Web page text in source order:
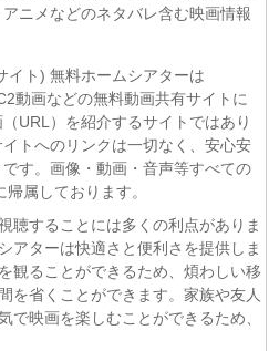
義姉 第5話
王がアイドルグループに転生した
話
聖になるII 第5話
え、オールワークスメイドです
ニメなどのネタバレ含む映画情報
イト) 無料ホームシアターは
動画などの無料動画共有サイトに
URL）を紹介するサイトではあり
トへのリンクは一切なく、安心安
す。画像・動画・音声等すべての
属しております。
聴することには多くの利点がありま
アターは快適さと便利さを提供しま
観ることができるため、煩わしい移
を省くことができます。家族や友人
で映画を楽しむことができるため、